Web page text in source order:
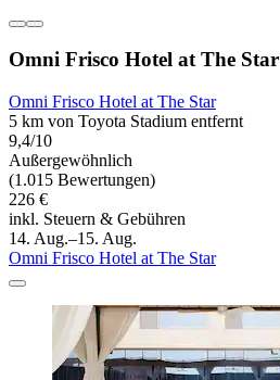
Omni Frisco Hotel at The Star
Omni Frisco Hotel at The Star
5 km von Toyota Stadium entfernt
9,4/10
Außergewöhnlich
(1.015 Bewertungen)
226 €
inkl. Steuern & Gebühren
14. Aug.–15. Aug.
Omni Frisco Hotel at The Star